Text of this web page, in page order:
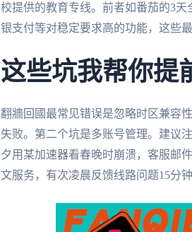
校提供的教育专线。前者如番茄的3
银支付等对稳定要求高的功能，这些
这些坑我帮你提
翻牆回國最常见错误是忽略时区兼容
失败。第二个坑是多账号管理。建议
夕用某加速器看春晚时崩溃，客服邮
文服务，有次凌晨反馈线路问题15分